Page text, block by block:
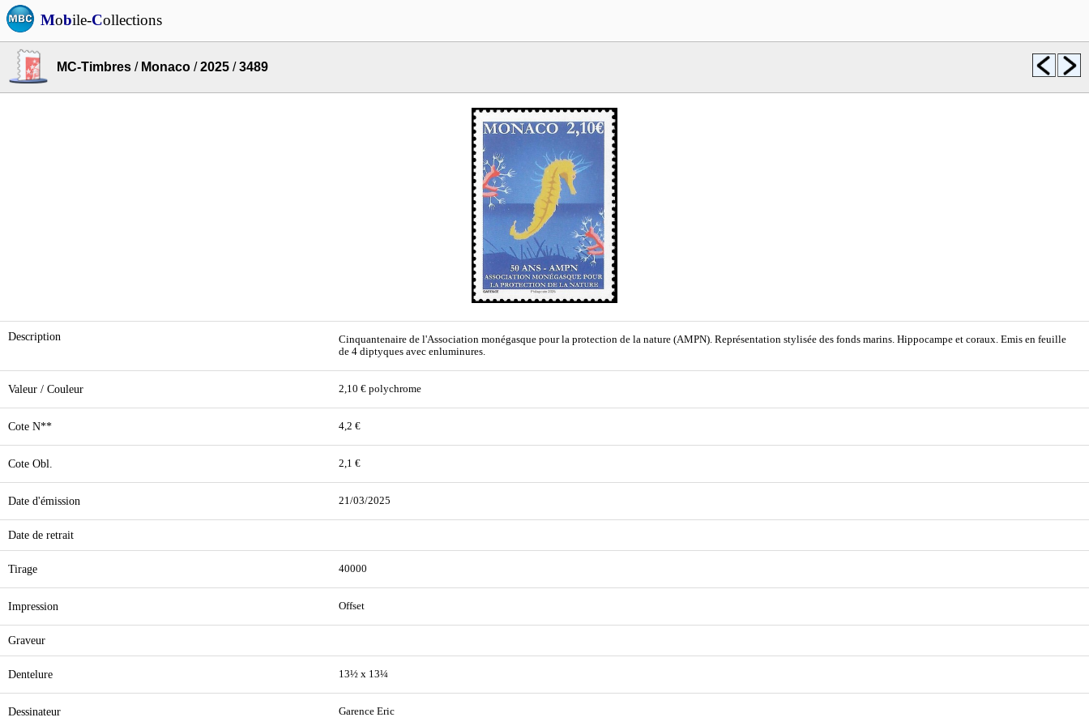
Mobile-Collections
MC-Timbres / Monaco /2025 /3489
Description
Cinquantenaire de l'Association monégasque pour la protection de la nature (AMPN). Représentation stylisée des fonds marins. Hippocampe et coraux. Emis en feuille
de 4 diptyques avec enluminures.
Valeur / Couleur 2,10 € polychrome
Cote N** 4,2 €
Cote Obl. 2,1 €
Date d'émission 21/03/2025
Date de retrait
Tirage 40000
Impression Offset
Graveur
Dentelure 13½ x 13¼
Dessinateur Garence Eric